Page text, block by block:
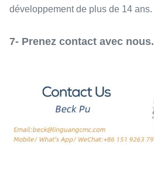
développement de plus de 14 ans.
7- Prenez contact avec nous.